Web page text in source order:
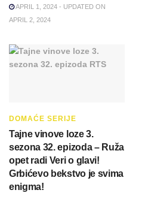
APRIL 1, 2024 - UPDATED ON
APRIL 2, 2024
DOMAĆE SERIJE
Tajne vinove loze 3.
sezona 32. epizoda – Ruža
opet radi Veri o glavi!
Grbićevo bekstvo je svima
enigma!